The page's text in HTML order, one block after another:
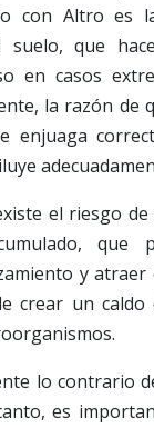
con Altro es
suelo, que
en casos
la razón de
enjuaga
el riesgo
que
y
crear un caldo
lo contrario
es